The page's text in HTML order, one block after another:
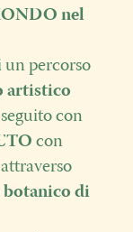
nel
percorso
artistico
con
con
di